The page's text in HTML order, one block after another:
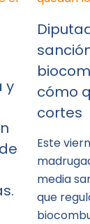
y
cómo
cortes
Este
media
que